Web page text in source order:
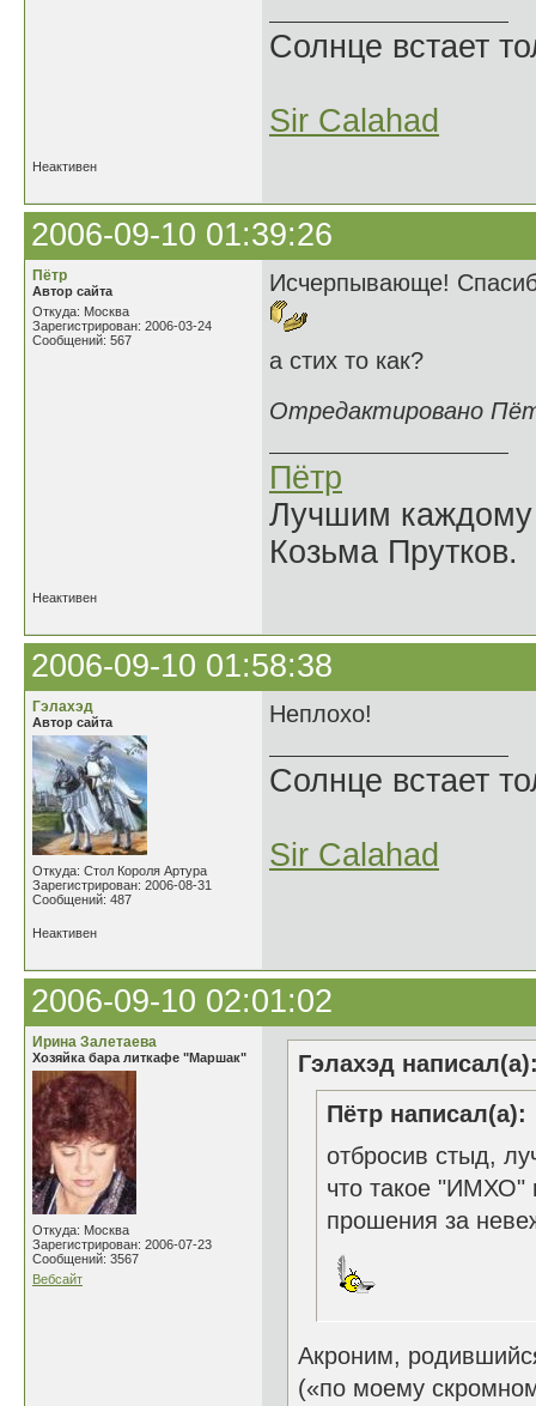
Солнце встает
Sir Calahad
Неактивен
2006-09-10 01:39:26
Пётр
Автор сайта
Откуда: Москва
Зарегистрирован: 2006-03-24
Сообщений: 567
Исчерпывающе!
а стих то как?
Отредактировано
Пётр
Лучшим каждому
Козьма Прутков.
Неактивен
2006-09-10 01:58:38
Гэлахэд
Автор сайта
Откуда: Стол Короля Артура
Зарегистрирован: 2006-08-31
Сообщений: 487
Неплохо!
Солнце встает
Sir Calahad
Неактивен
2006-09-10 02:01:02
Ирина Залетаева
Хозяйка бара литкафе "Маршак"
Откуда: Москва
Зарегистрирован: 2006-07-23
Сообщений: 3567
Вебсайт
Гэлахэд
Пётр написал(а):
отбросив стыд,
что такое "ИМХО"
прошения за
Акроним,
(«по моему